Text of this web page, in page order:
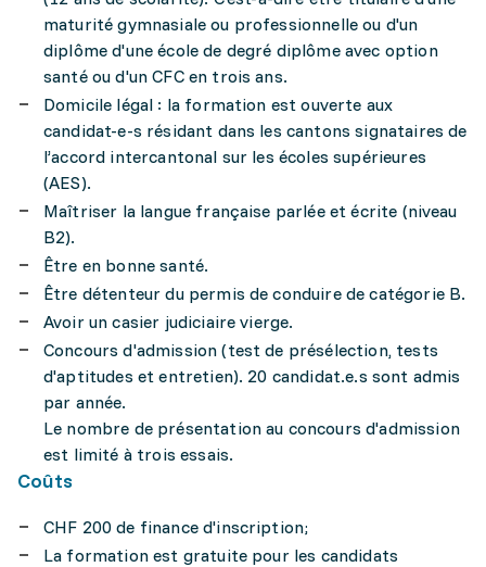
maturité gymnasiale ou professionnelle ou d'un
diplôme d'une école de degré diplôme avec option
santé ou d'un CFC en trois ans.
Domicile légal : la formation est ouverte aux
candidat-e-s résidant dans les cantons signataires de
l’accord intercantonal sur les écoles supérieures
(AES).
Maîtriser la langue française parlée et écrite (niveau
B2).
Être en bonne santé.
Être détenteur du permis de conduire de catégorie B.
Avoir un casier judiciaire vierge.
Concours d'admission (test de présélection, tests
d'aptitudes et entretien). 20 candidat.e.s sont admis
par année.
Le nombre de présentation au concours d'admission
est limité à trois essais.
Coûts
CHF 200 de finance d'inscription;
La formation est gratuite pour les candidats